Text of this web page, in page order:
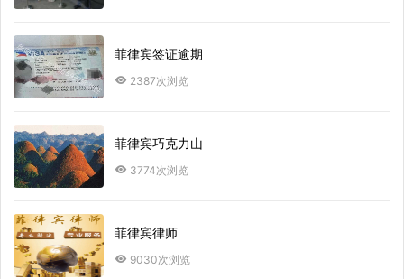
菲律宾签证逾期
2387次浏览
菲律宾巧克力山
3774次浏览
菲律宾律师
9030次浏览